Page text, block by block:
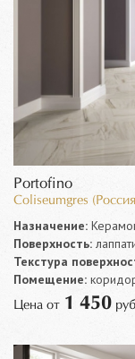
Portofino
Coliseumgres
Назначение:
Поверхность:
Текстура
Помещение:
Цена от 1 450